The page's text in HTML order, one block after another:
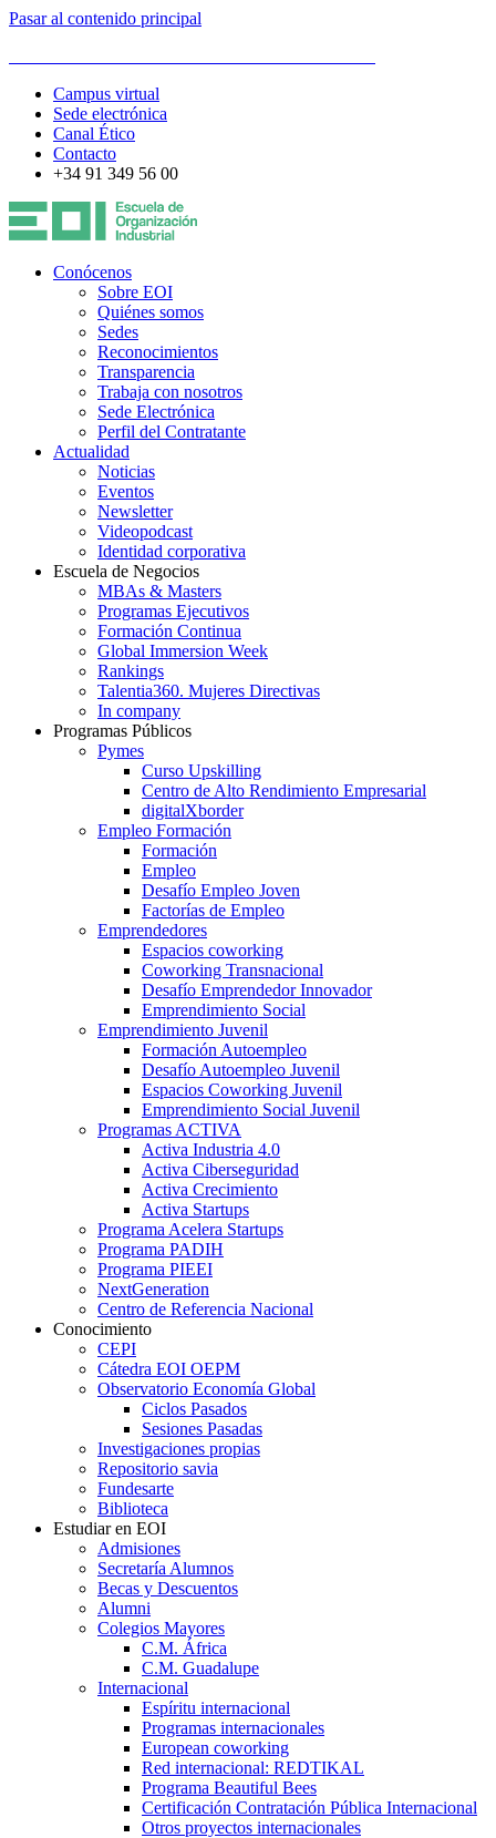
Pasar al contenido principal
Campus virtual
Sede electrónica
Canal Ético
Contacto
+34 91 349 56 00
Conócenos
Sobre EOI
Quiénes somos
Sedes
Reconocimientos
Transparencia
Trabaja con nosotros
Sede Electrónica
Perfil del Contratante
Actualidad
Noticias
Eventos
Newsletter
Videopodcast
Identidad corporativa
Escuela de Negocios
MBAs & Masters
Programas Ejecutivos
Formación Continua
Global Immersion Week
Rankings
Talentia360. Mujeres Directivas
In company
Programas Públicos
Pymes
Curso Upskilling
Centro de Alto Rendimiento Empresarial
digitalXborder
Empleo Formación
Formación
Empleo
Desafío Empleo Joven
Factorías de Empleo
Emprendedores
Espacios coworking
Coworking Transnacional
Desafío Emprendedor Innovador
Emprendimiento Social
Emprendimiento Juvenil
Formación Autoempleo
Desafío Autoempleo Juvenil
Espacios Coworking Juvenil
Emprendimiento Social Juvenil
Programas ACTIVA
Activa Industria 4.0
Activa Ciberseguridad
Activa Crecimiento
Activa Startups
Programa Acelera Startups
Programa PADIH
Programa PIEEI
NextGeneration
Centro de Referencia Nacional
Conocimiento
CEPI
Cátedra EOI OEPM
Observatorio Economía Global
Ciclos Pasados
Sesiones Pasadas
Investigaciones propias
Repositorio savia
Fundesarte
Biblioteca
Estudiar en EOI
Admisiones
Secretaría Alumnos
Becas y Descuentos
Alumni
Colegios Mayores
C.M. África
C.M. Guadalupe
Internacional
Espíritu internacional
Programas internacionales
European coworking
Red internacional: REDTIKAL
Programa Beautiful Bees
Certificación Contratación Pública Internacional
Otros proyectos internacionales